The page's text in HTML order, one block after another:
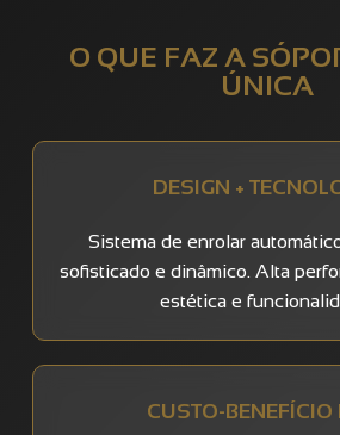
O QUE FAZ A
ÚNICA
DESIGN +
Sistema de enrolar
sofisticado e dinâmico. Alta
estética e
CUSTO-BENEFÍCIO